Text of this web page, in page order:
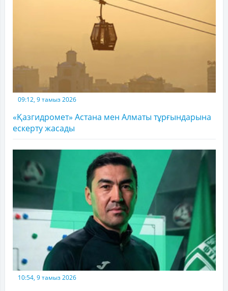
09:12, 9 тамыз 2026
«Қазгидромет» Астана мен Алматы тұрғындарына
ескерту жасады
10:54, 9 тамыз 2026